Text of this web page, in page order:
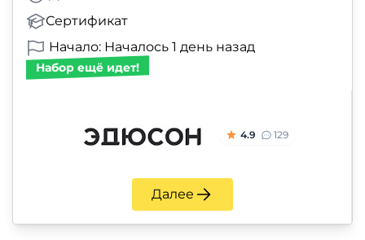
Сертификат
Начало: Началось 1 день назад
Набор ещё идет!
4.9 129
Далее